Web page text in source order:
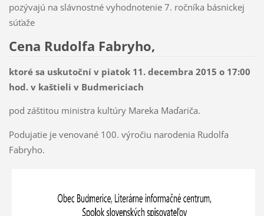
pozývajú na slávnostné vyhodnotenie 7. ročníka básnickej
súťaže
Cena Rudolfa Fabryho,
ktoré sa uskutoční v piatok 11. decembra 2015 o 17:00
hod. v kaštieli v Budmericiach
pod záštitou ministra kultúry Mareka Maďariča.
Podujatie je venované 100. výročiu narodenia Rudolfa
Fabryho.